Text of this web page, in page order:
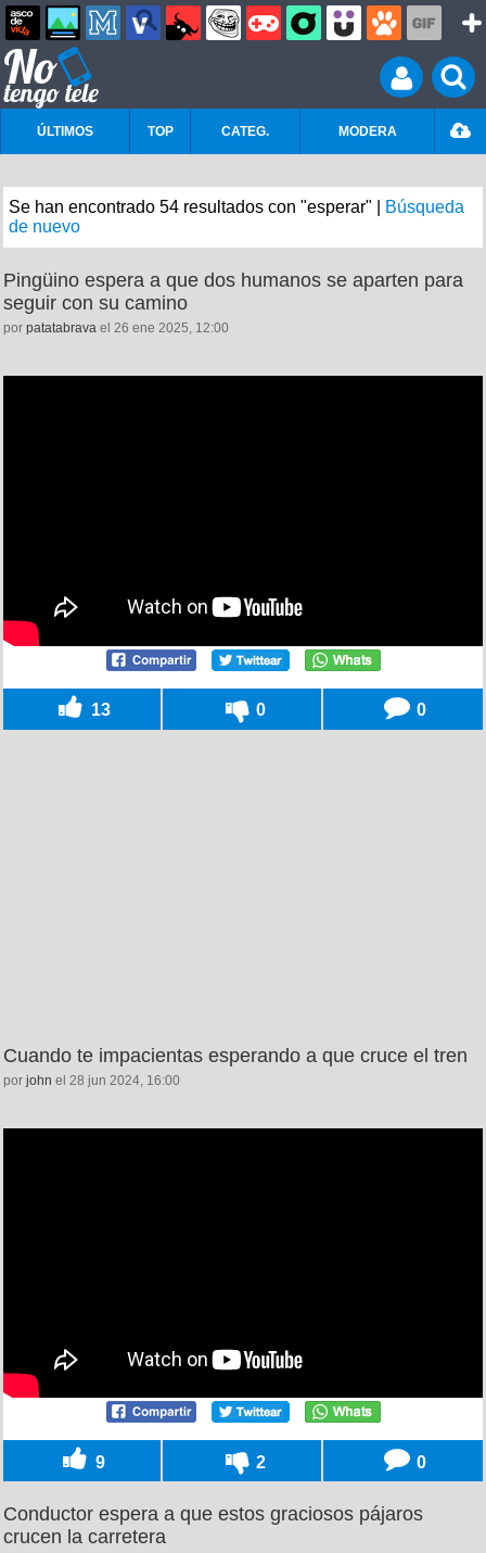
ÚLTIMOS TOP CATEG. MODERA
Se han encontrado 54 resultados con "esperar" |
Búsqueda
de nuevo
Pingüino espera a que dos humanos se aparten para
seguir con su camino
por patatabrava el 26 ene 2025, 12:00
13 0 0
Cuando te impacientas esperando a que cruce el tren
por john el 28 jun 2024, 16:00
9 2 0
Conductor espera a que estos graciosos pájaros
crucen la carretera